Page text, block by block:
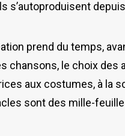
s’autoproduisent
prend du temps,
chansons, le choix
aux costumes, à la
sont des mille-